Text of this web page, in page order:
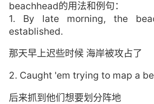
beachhead的用法和例句：
1. By late morning, the
established.
那天早上迟些时候 海岸被攻占了
2. Caught 'em trying to map a
后来抓到他们想要划分阵地